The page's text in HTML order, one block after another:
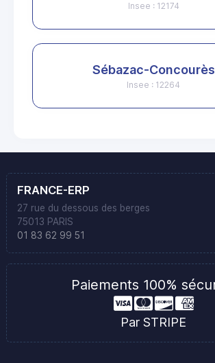
Insee : 12174
Sébazac-Concourès
Insee : 12264
FRANCE-ERP
27 rue du dessous des berges
75013 PARIS
01 83 62 99 51
Paiements 100%
Par STRIPE